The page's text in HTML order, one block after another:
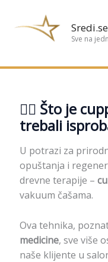
Sredi.se
Sve na
💆‍♂️ Što je
trebali
U potrazi za
opuštanja i
drevne terapije –
vakuum čašama.
Ova tehnika,
medicine, sve više
naše klijente u